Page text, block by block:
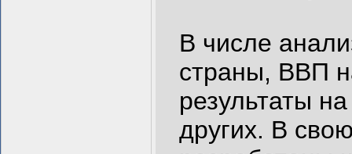
В числе
страны, ВВП
результаты
других. В